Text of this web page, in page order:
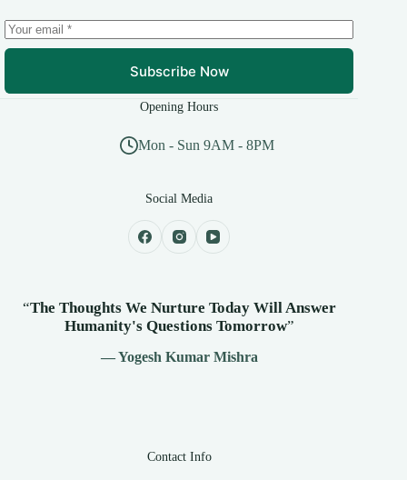
Subscribe Now
Opening Hours
Mon - Sun 9AM - 8PM
Social Media
“The Thoughts We Nurture Today Will Answer
Humanity's Questions Tomorrow”
— Yogesh Kumar Mishra
Contact Info